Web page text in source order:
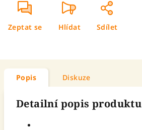
Zeptat se Hlídat Sdílet
Popis Diskuze
Detailní popis produktu